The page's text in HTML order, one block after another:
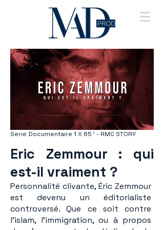
Serie Documentaire 1 X 65 ' - RMC STORY
Eric Zemmour : qui
est-il vraiment ?
Personnalité clivante, Éric Zemmour
est devenu un éditorialiste
controversé. Que ce soit contre
l’islam, l’immigration, ou à propos